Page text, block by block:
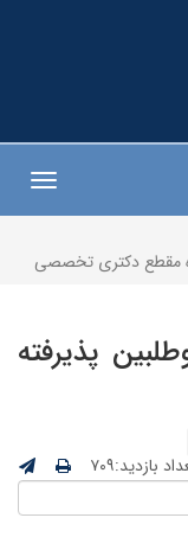
نام داوطلبین پذیرفته
بازدید:۷۰۹